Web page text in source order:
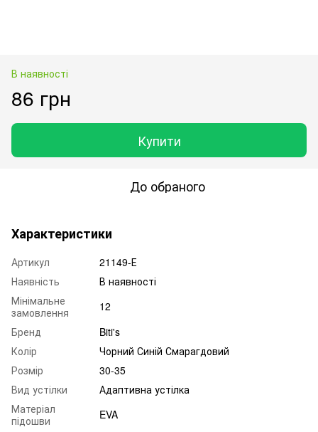
В наявності
86 грн
Купити
До обраного
Характеристики
Артикул
21149-Е
Наявність
В наявності
Мінімальне
замовлення
12
Бренд
Biti's
Колір
Чорний Синій Смарагдовий
Розмір
30-35
Вид устілки
Адаптивна устілка
Матеріал
підошви
EVA